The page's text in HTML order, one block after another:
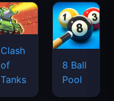
Clash
of
Tanks
8 Ball
Pool